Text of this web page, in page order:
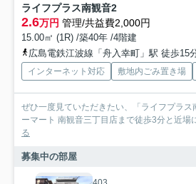
ライフプラス南観音2
2.6万円 管理/共益費2,000円
15.00㎡ (1R) /築40年 /4階建
広島電鉄江波線「舟入幸町」駅 徒歩15
インターネット対応 敷地内ごみ置き場
ぜひ一度見ていただきたい、「ライフプラス
ーマート 南観音三丁目店まで徒歩3分と近場
る
募集中の部屋